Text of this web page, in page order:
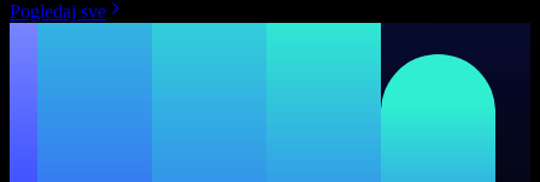
Pogledaj sve